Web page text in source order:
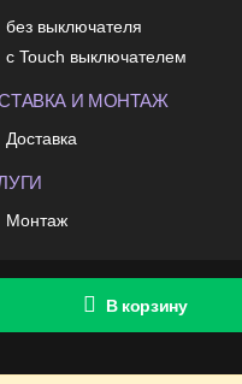
без выключателя
с Touch выключателем
И МОНТАЖ
Доставка
Монтаж
В корзину